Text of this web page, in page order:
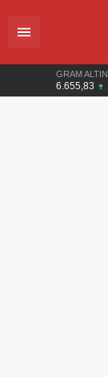
GRAM ALTIN
6.655,83